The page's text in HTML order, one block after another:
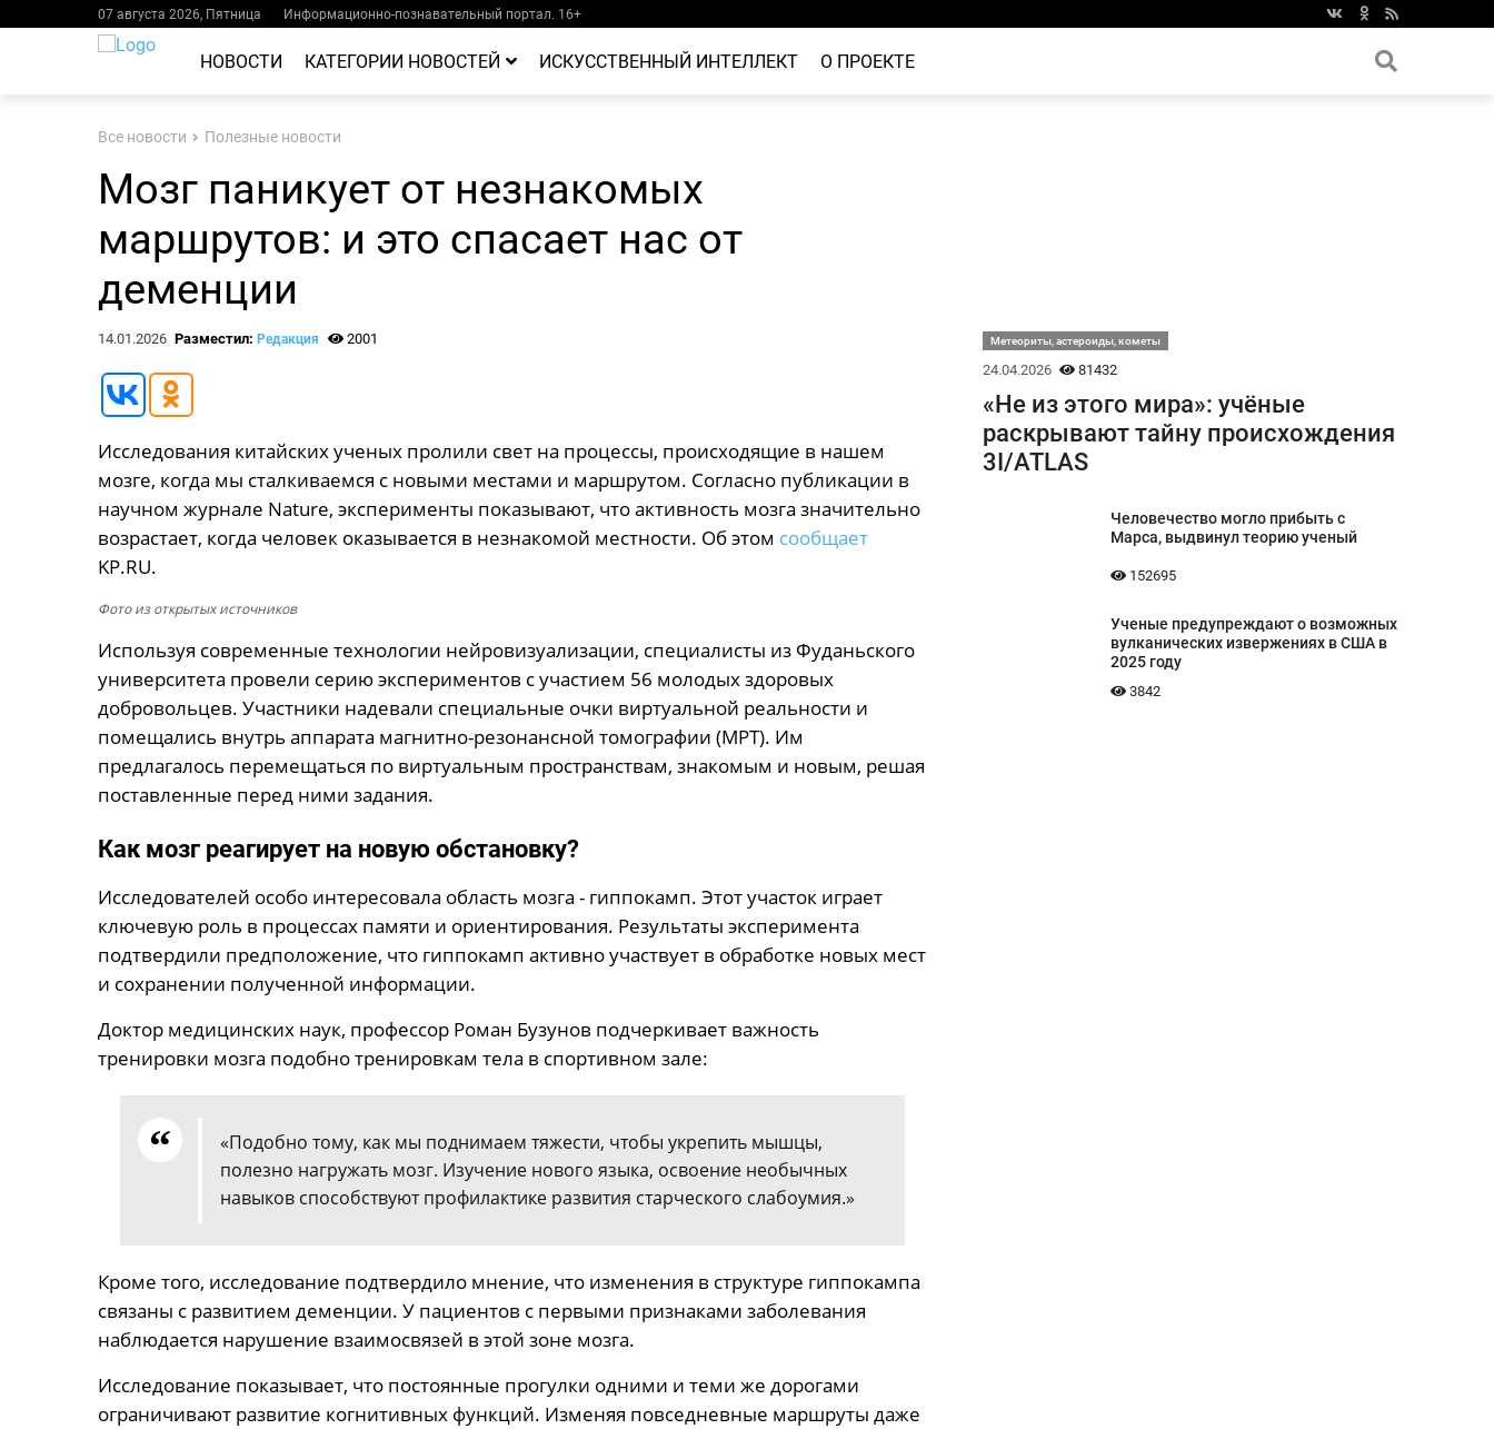
07 августа 2026, Пятница Информационно-познавательный портал. 16+
НОВОСТИ КАТЕГОРИИ НОВОСТЕЙ ИСКУССТВЕННЫЙ ИНТЕЛЛЕКТ О ПРОЕКТЕ
Все новости Полезные новости
Мозг паникует от незнакомых
маршрутов: и это спасает нас от
деменции
14.01.2026 Разместил: Редакция 2001
Исследования китайских ученых пролили свет на процессы, происходящие в нашем
мозге, когда мы сталкиваемся с новыми местами и маршрутом. Согласно публикации в
научном журнале Nature, эксперименты показывают, что активность мозга значительно
возрастает, когда человек оказывается в незнакомой местности. Об этом сообщает
KP.RU.
Фото из открытых источников
Используя современные технологии нейровизуализации, специалисты из Фуданьского
университета провели серию экспериментов с участием 56 молодых здоровых
добровольцев. Участники надевали специальные очки виртуальной реальности и
помещались внутрь аппарата магнитно-резонансной томографии (МРТ). Им
предлагалось перемещаться по виртуальным пространствам, знакомым и новым, решая
поставленные перед ними задания.
Как мозг реагирует на новую обстановку?
Исследователей особо интересовала область мозга - гиппокамп. Этот участок играет
ключевую роль в процессах памяти и ориентирования. Результаты эксперимента
подтвердили предположение, что гиппокамп активно участвует в обработке новых мест
и сохранении полученной информации.
Доктор медицинских наук, профессор Роман Бузунов подчеркивает важность
тренировки мозга подобно тренировкам тела в спортивном зале:
«Подобно тому, как мы поднимаем тяжести, чтобы укрепить мышцы,
полезно нагружать мозг. Изучение нового языка, освоение необычных
навыков способствуют профилактике развития старческого слабоумия.»
Кроме того, исследование подтвердило мнение, что изменения в структуре гиппокампа
связаны с развитием деменции. У пациентов с первыми признаками заболевания
наблюдается нарушение взаимосвязей в этой зоне мозга.
Исследование показывает, что постоянные прогулки одними и теми же дорогами
ограничивают развитие когнитивных функций. Изменяя повседневные маршруты даже
Метеориты, астероиды, кометы
24.04.2026 81432
«Не из этого мира»: учёные
раскрывают тайну происхождения
3I/ATLAS
Человечество могло прибыть с
Марса, выдвинул теорию ученый
152695
Ученые предупреждают о возможных
вулканических извержениях в США в
2025 году
3842